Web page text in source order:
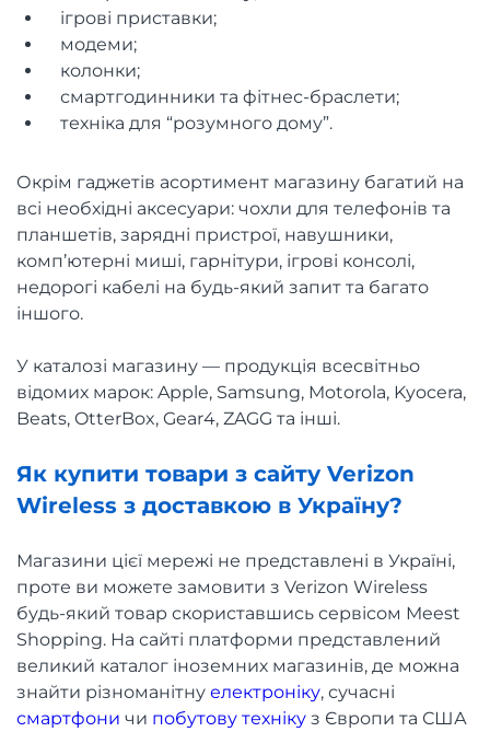
ігрові приставки;
модеми;
колонки;
смартгодинники та фітнес-браслети;
техніка для “розумного дому”.
Окрім гаджетів асортимент магазину багатий на
всі необхідні аксесуари: чохли для телефонів та
планшетів, зарядні пристрої, навушники,
комп’ютерні миші, гарнітури, ігрові консолі,
недорогі кабелі на будь-який запит та багато
іншого.
У каталозі магазину — продукція всесвітньо
відомих марок: Apple, Samsung, Motorola, Kyocera,
Beats, OtterBox, Gear4, ZAGG та інші.
Як купити товари з сайту Verizon
Wireless з доставкою в Україну?
Магазини цієї мережі не представлені в Україні,
проте ви можете замовити з Verizon Wireless
будь-який товар скориставшись сервісом Meest
Shopping. На сайті платформи представлений
великий каталог іноземних магазинів, де можна
знайти різноманітну електроніку, сучасні
смартфони чи побутову техніку з Європи та США